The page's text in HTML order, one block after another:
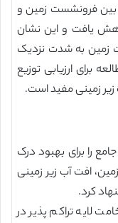
بود و اختلاف بین فرونشست زمین و
تراکم پذیر از 0.22 تا 0.07 کاهش یافت و این نشان
زمین به شدت نزدیک
برای ارزیابی توزیع
زمینی مفید است.
را برای بهبود درک
افت آب زیر زمینی
کرد.
لایه تراکم پذیر در